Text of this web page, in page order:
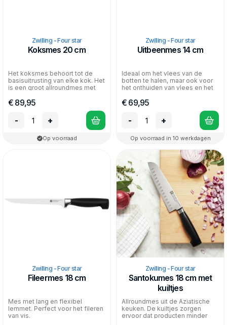
Zwilling - Four star
Koksmes 20 cm
Het koksmes behoort tot de
basisuitrusting van elke kok. Het
is een groot allroundmes met
€ 89,95
-
+
Op voorraad
Zwilling - Four star
Uitbeenmes 14 cm
Ideaal om het vlees van de
botten te halen, maar ook voor
het onthuiden van vlees en het
€ 69,95
-
+
Op voorraad in 10 werkdagen
Zwilling - Four star
Fileermes 18 cm
Mes met lang en flexibel
lemmet. Perfect voor het fileren
van vis.
Zwilling - Four star
Santokumes 18 cm met
kuiltjes
Allroundmes uit de Aziatische
keuken. De kuiltjes zorgen
ervoor dat producten minder